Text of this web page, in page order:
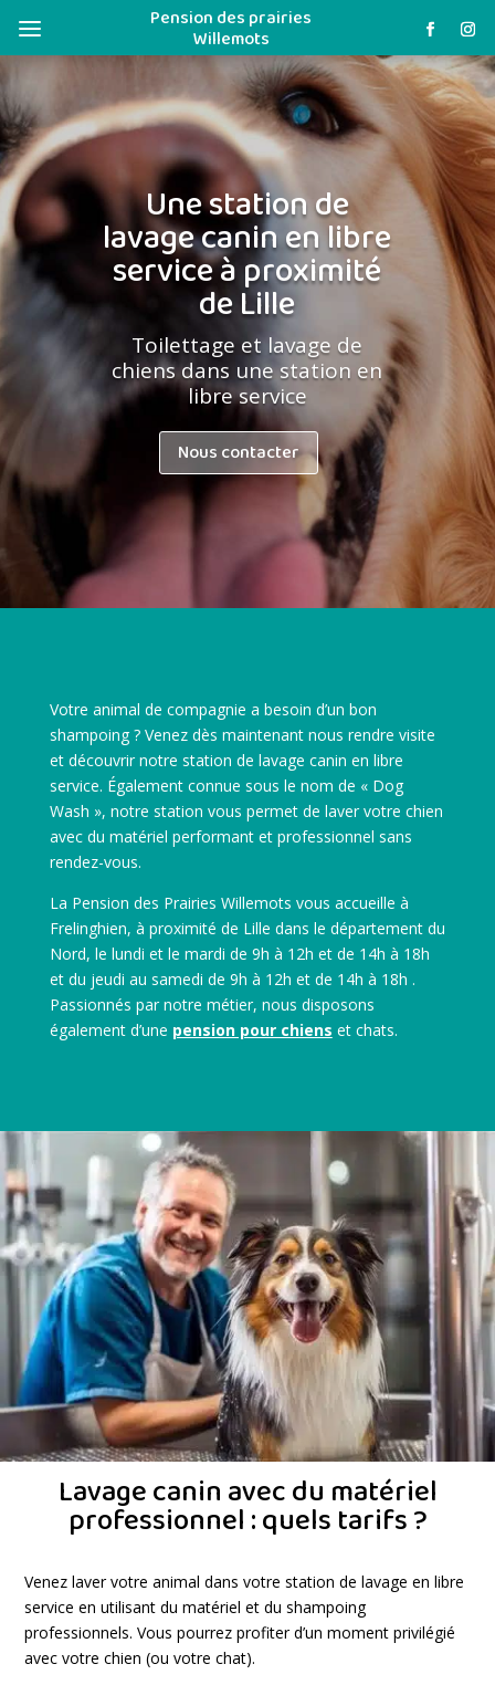
a Pension des prairies
Willemots
Une station de
lavage canin en libre
service à proximité
de Lille
Toilettage et lavage de
chiens dans une station en
libre service
Nous contacter
Votre animal de compagnie a besoin d’un bon
shampoing ? Venez dès maintenant nous rendre visite
et découvrir notre station de lavage canin en libre
service. Également connue sous le nom de « Dog
Wash », notre station vous permet de laver votre chien
avec du matériel performant et professionnel sans
rendez-vous.
La Pension des Prairies Willemots vous accueille à
Frelinghien, à proximité de Lille dans le département du
Nord, le lundi et le mardi de 9h à 12h et de 14h à 18h
et du jeudi au samedi de 9h à 12h et de 14h à 18h .
Passionnés par notre métier, nous disposons
également d’une pension pour chiens et chats.
Lavage canin avec du matériel
professionnel : quels tarifs ?
Venez laver votre animal dans votre station de lavage en libre
service en utilisant du matériel et du shampoing
professionnels. Vous pourrez profiter d’un moment privilégié
avec votre chien (ou votre chat).